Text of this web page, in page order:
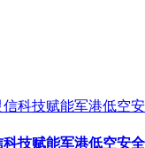
技赋能军港低空安